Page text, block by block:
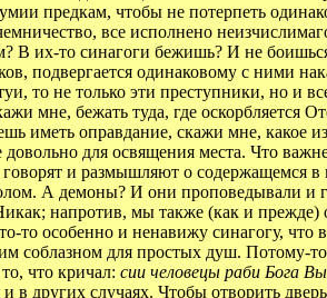
предкам, чтобы не потерпеть
все исполнено
В их-то синагоги бежишь? И не
подвергается одинаковому с ними
то не только эти преступники, но и
мне, бежать туда, где
иметь оправдание, скажи мне, какое
для освящения места. Что
и размышляют о содержащемся
А демоны? И они проповедывали и
напротив, мы также (как и
то особенно и ненавижу синагогу,
для простых душ. Потому-то
что кричал: сии человецы раби Бога
в других случаях. Чтобы отворить